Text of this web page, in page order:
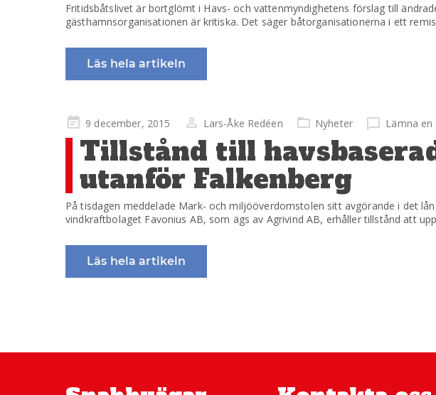
Fritidsbåtslivet är bortglömt i Havs- och vattenmyndighetens förslag till
gästhamnsorganisationen är kritiska. Det säger båtorganisationerna i ett
Läs hela artikeln
Publicerad
på
9 december, 2015 Lars-Åke Redéen Nyheter Lämna
Tillstånd till
utanför Falkenberg
På tisdagen meddelade Mark- och miljööverdomstolen sitt avgörande i det
vindkraftbolaget Favonius AB, som ägs av Agrivind AB, erhåller tillstånd att
Läs hela artikeln